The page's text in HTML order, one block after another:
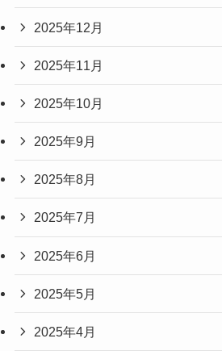
2025年12月
2025年11月
2025年10月
2025年9月
2025年8月
2025年7月
2025年6月
2025年5月
2025年4月